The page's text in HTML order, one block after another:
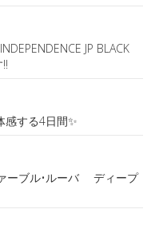
JP BLACK
感する4日間✨
ーブル•ルーバ ディープ